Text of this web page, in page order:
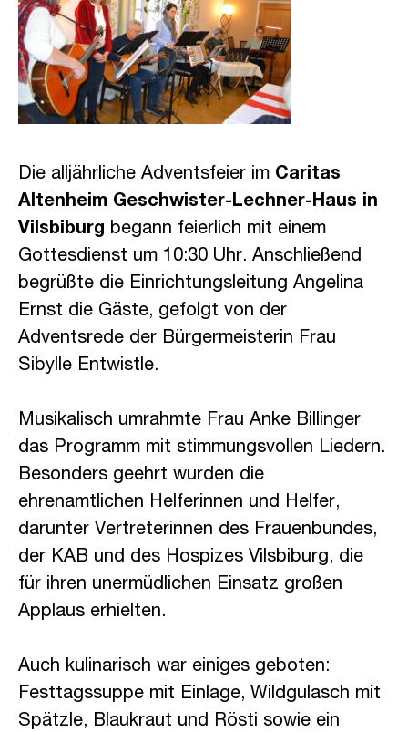
Die alljährliche Adventsfeier im Caritas
Altenheim Geschwister-Lechner-Haus in
Vilsbiburg begann feierlich mit einem
Gottesdienst um 10:30 Uhr. Anschließend
begrüßte die Einrichtungsleitung Angelina
Ernst die Gäste, gefolgt von der
Adventsrede der Bürgermeisterin Frau
Sibylle Entwistle.
Musikalisch umrahmte Frau Anke Billinger
das Programm mit stimmungsvollen Liedern.
Besonders geehrt wurden die
ehrenamtlichen Helferinnen und Helfer,
darunter Vertreterinnen des Frauenbundes,
der KAB und des Hospizes Vilsbiburg, die
für ihren unermüdlichen Einsatz großen
Applaus erhielten.
Auch kulinarisch war einiges geboten:
Festtagssuppe mit Einlage, Wildgulasch mit
Spätzle, Blaukraut und Rösti sowie ein